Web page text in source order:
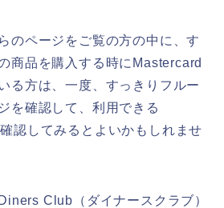
のページをご覧の方の中に、す
商品を購入する時にMastercard
る方は、一度、すっきりフルー
を確認して、利用できる
認してみるとよいかもしれませ
Club（ダイナースクラブ）